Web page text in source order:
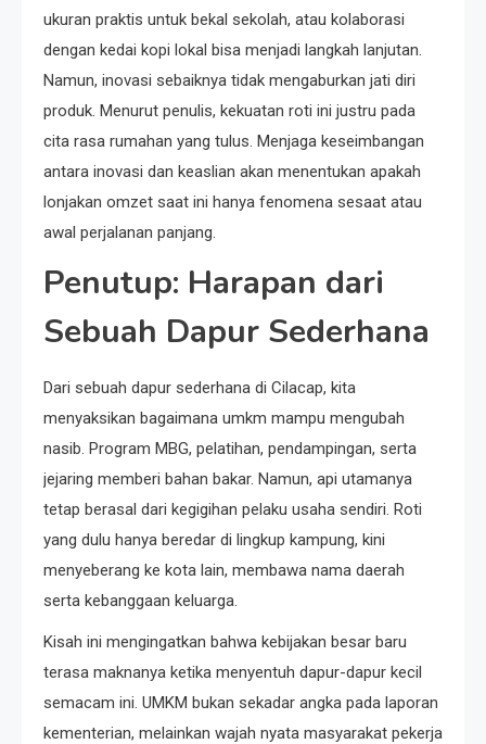
ukuran praktis untuk bekal sekolah, atau kolaborasi
dengan kedai kopi lokal bisa menjadi langkah lanjutan.
Namun, inovasi sebaiknya tidak mengaburkan jati diri
produk. Menurut penulis, kekuatan roti ini justru pada
cita rasa rumahan yang tulus. Menjaga keseimbangan
antara inovasi dan keaslian akan menentukan apakah
lonjakan omzet saat ini hanya fenomena sesaat atau
awal perjalanan panjang.
Penutup: Harapan dari
Sebuah Dapur Sederhana
Dari sebuah dapur sederhana di Cilacap, kita
menyaksikan bagaimana umkm mampu mengubah
nasib. Program MBG, pelatihan, pendampingan, serta
jejaring memberi bahan bakar. Namun, api utamanya
tetap berasal dari kegigihan pelaku usaha sendiri. Roti
yang dulu hanya beredar di lingkup kampung, kini
menyeberang ke kota lain, membawa nama daerah
serta kebanggaan keluarga.
Kisah ini mengingatkan bahwa kebijakan besar baru
terasa maknanya ketika menyentuh dapur-dapur kecil
semacam ini. UMKM bukan sekadar angka pada laporan
kementerian, melainkan wajah nyata masyarakat pekerja